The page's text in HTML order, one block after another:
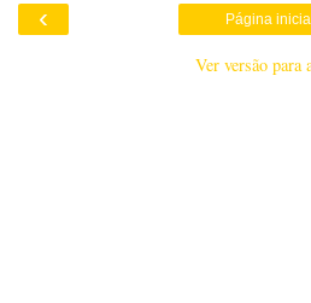
‹ Página inicial
Ver versão para